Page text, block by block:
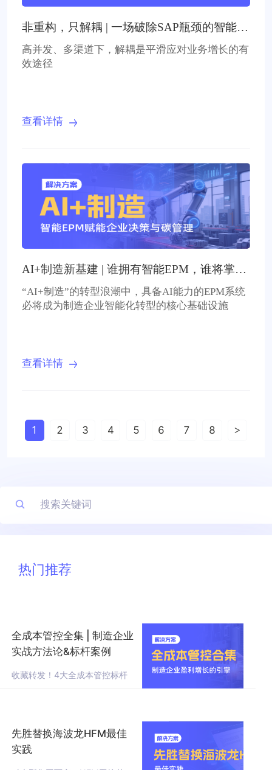
非重构，只解耦 | 一场破除SAP瓶颈的智能财
务革命
高并发、多渠道下，解耦是平滑应对业务增长的有
效途径
查看详情
AI+制造新基建 | 谁拥有智能EPM，谁将掌握
决策先机
“AI+制造”的转型浪潮中，具备AI能力的EPM系统
必将成为制造企业智能化转型的核心基础设施
查看详情
1 2 3 4 5 6 7 8 >
热门推荐
全成本管控全集 | 制造企业
实战方法论&标杆案例
收藏转发！4大全成本管控标杆
先胜替换海波龙HFM最佳
实践